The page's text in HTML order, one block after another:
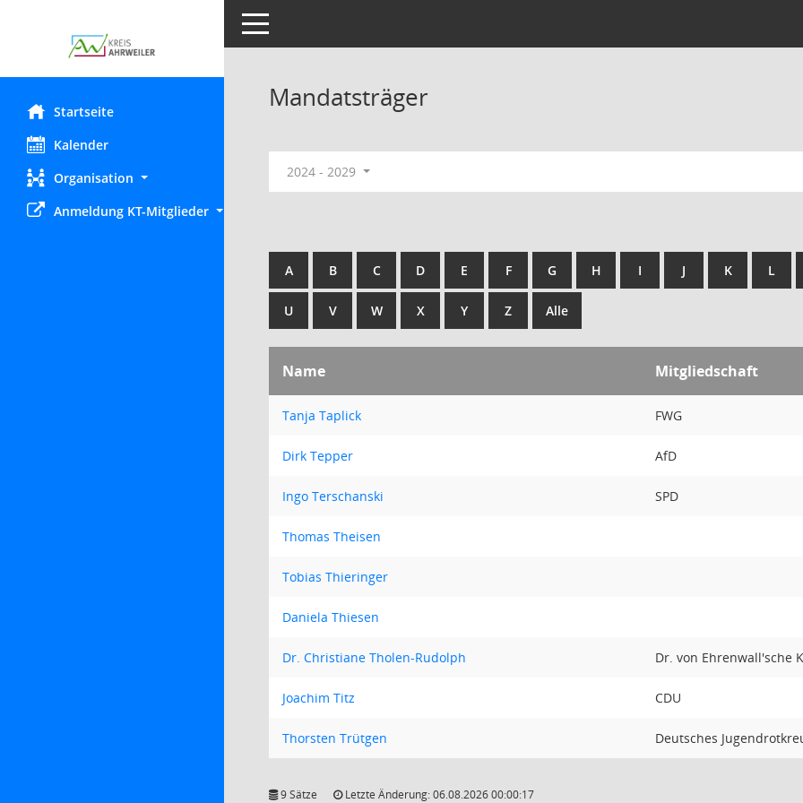
Startseite
Kalender
Organisation
Anmeldung KT-Mitglieder
Toggle navigation
Mandatsträger
2024 - 2029
A B C D E F G H I J K L
U V W X Y Z Alle
Name Mitgliedschaft
Tanja Taplick FWG
Dirk Tepper AfD
Ingo Terschanski SPD
Thomas Theisen
Tobias Thieringer
Daniela Thiesen
Dr. Christiane Tholen-Rudolph Dr. von Ehrenwall'sche
Joachim Titz CDU
Thorsten Trütgen Deutsches
9 Sätze Letzte Änderung: 06.08.2026 00:00:17